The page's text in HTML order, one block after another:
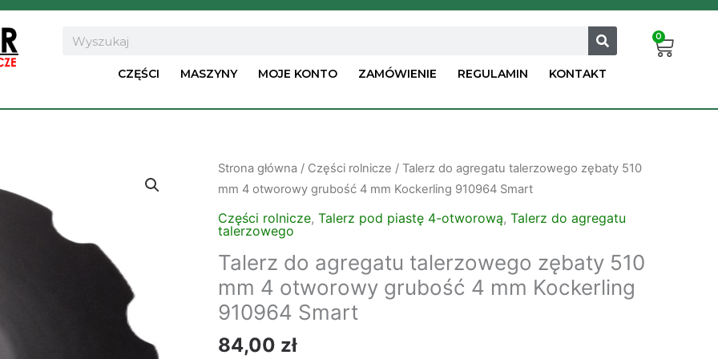
Search
CZĘŚCI MASZYNY MOJE KONTO ZAMÓWIENIE REGULAMIN KONTAKT
0
Cart
Strona główna / Części rolnicze / Talerz do agregatu talerzowego zębaty 510
mm 4 otworowy grubość 4 mm Kockerling 910964 Smart
Części rolnicze, Talerz pod piastę 4-otworową, Talerz do agregatu
talerzowego
Talerz do agregatu talerzowego zębaty 510
mm 4 otworowy grubość 4 mm Kockerling
910964 Smart
84,00 zł
ilość
Talerz
do
agregatu
talerzowego
zębaty
510
mm
4
otworowy